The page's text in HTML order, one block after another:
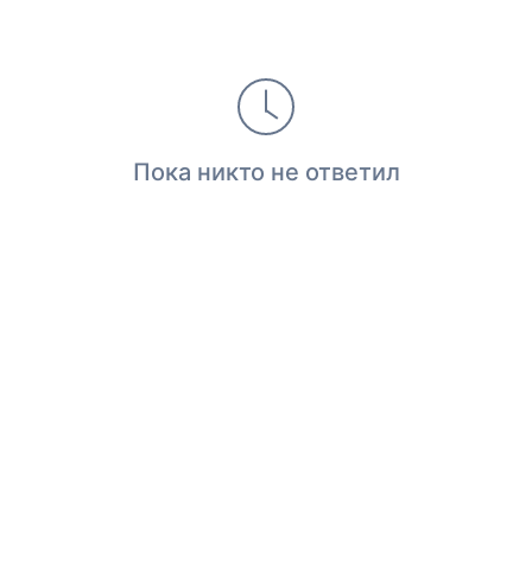
Пока никто не ответил